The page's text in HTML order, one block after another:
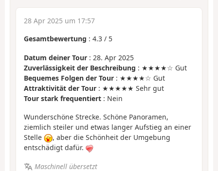
28 Apr 2025 um 17:57
Gesamtbewertung : 4.3 / 5
Datum deiner Tour : 28. Apr 2025
Zuverlässigkeit der Beschreibung : ★★★★☆ Gut
Bequemes Folgen der Tour : ★★★★☆ Gut
Attraktivität der Tour : ★★★★★ Sehr gut
Tour stark frequentiert : Nein
Wunderschöne Strecke. Schöne Panoramen,
ziemlich steiler und etwas langer Aufstieg an einer
Stelle
, aber die Schönheit der Umgebung
entschädigt dafür.
Maschinell übersetzt